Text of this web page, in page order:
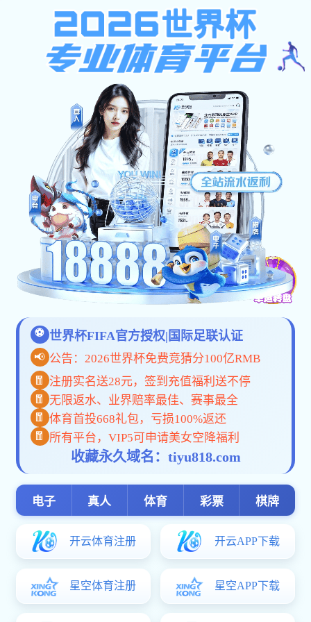
9393体育皇冠集团
提示：访问地址无效，错误的栏目参数！
首页 关闭此页
9393体育皇冠集团|科技股份有限公司